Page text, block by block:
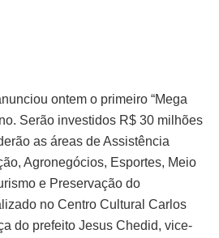
ontem o primeiro “Mega
Serão investidos R$ 30 milhões
as áreas de Assistência
Agronegócios, Esportes, Meio
e Preservação do
no Centro Cultural Carlos
do prefeito Jesus Chedid, vice-